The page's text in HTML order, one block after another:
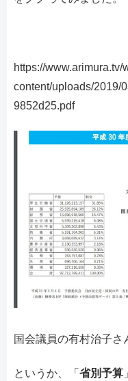
https://www.arimura.tv/
content/uploads/2019/
9852d25.pdf
国会議員の有村治子さ
というか、「 省別予算